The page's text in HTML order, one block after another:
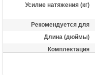
Усилие натяжения (кг)
Рекомендуется для
Длина (дюймы)
Комплектация